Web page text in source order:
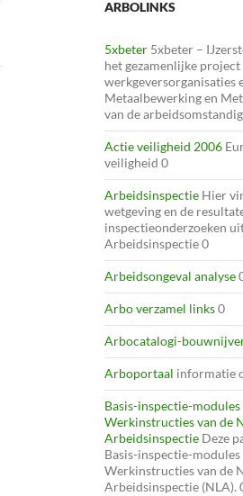
ARBOLINKS
5xbeter 5xbeter –
het gezamenlijke project
werkgeversorganisaties
Metaalbewerking en
van de
Actie veiligheid 2006
veiligheid 0
Arbeidsinspectie Hier
wetgeving en de
inspectieonderzoeken
Arbeidsinspectie 0
Arbeidsongeval analyse
Arbo verzamel links0
Arbocatalogi-
Arboportaal informatie
Basis-inspectie-modules
Werkinstructies van de
Arbeidsinspectie Deze
Basis-inspectie-modules
Werkinstructies van de
Arbeidsinspectie (NLA).